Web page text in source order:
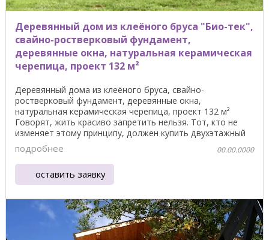
Деревянный дом из клеёного бруса "Био-тек",
свайно-ростверковый фундамент,
деревянные окна, натуральная керамическая
черепица, проект 132 м²
Деревянный дома из клеёного бруса, свайно-
ростверковый фундамент, деревянные окна,
натуральная керамическая черепица, проект 132 м²
Говорят, жить красиво запретить нельзя. Тот, кто не
изменяет этому принципу, должен купить двухэтажный
дом из ...
подробнее 00.00.0000
оставить заявку